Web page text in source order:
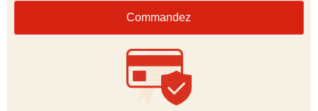
Commandez